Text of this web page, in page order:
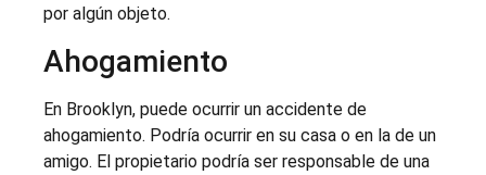
por algún objeto.
Ahogamiento
En Brooklyn, puede ocurrir un accidente de
ahogamiento. Podría ocurrir en su casa o en la de un
amigo. El propietario podría ser responsable de una